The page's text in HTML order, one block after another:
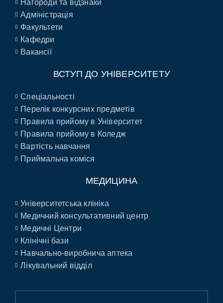
Нагороди та відзнаки
Адміністрація
Факультети
Кафедри
Вакансії
ВСТУП ДО УНІВЕРСИТЕТУ
Спеціальності
Перелік конкурсних предметів
Правила прийому в Університет
Правила прийому в Коледж
Вартість навчання
Приймальна коміся
МЕДИЦИНА
Університетська клініка
Медичний консультативний центр
Медичні Центри
Клінічні бази
Навчально-виробнича аптека
Лікувальний відділ